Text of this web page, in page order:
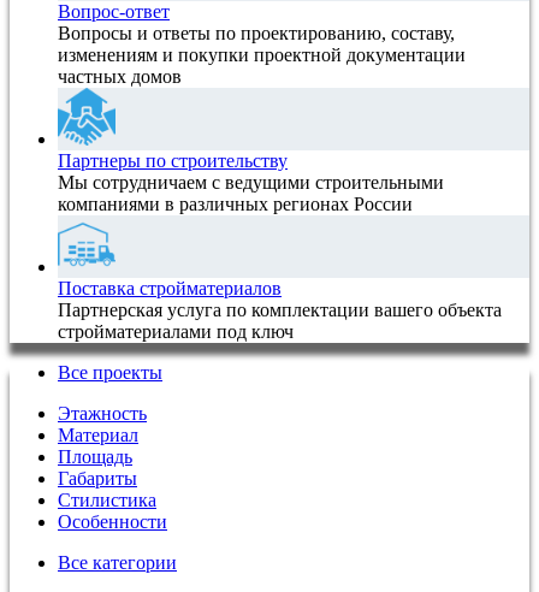
Вопрос-ответ
Вопросы и ответы по проектированию, составу,
изменениям и покупки проектной документации
частных домов
Партнеры по строительству
Мы сотрудничаем с ведущими строительными
компаниями в различных регионах России
Поставка стройматериалов
Партнерская услуга по комплектации вашего объекта
стройматериалами под ключ
Все проекты
Этажность
Материал
Площадь
Габариты
Стилистика
Особенности
Все категории